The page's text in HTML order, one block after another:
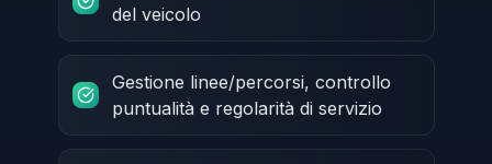
del veicolo
Gestione linee/percorsi, controllo
puntualità e regolarità di servizio